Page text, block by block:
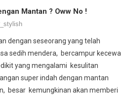
Mantan ? Oww No !
dengan seseorang yang telah
sedih mendera, bercampur kecewa
yang mengalami kesulitan
super indah dengan mantan
besar kemungkinan akan memberi